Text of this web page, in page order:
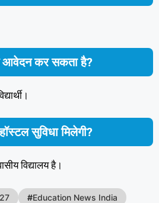
आवेदन कर सकता है?
सुविधा मिलेगी?
विद्यालय है।
#Education News India